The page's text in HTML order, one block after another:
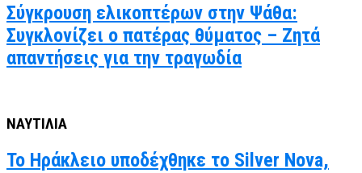
Σύγκρουση ελικοπτέρων στην Ψάθα:
Συγκλονίζει ο πατέρας θύματος – Ζητά
απαντήσεις για την τραγωδία
ΝΑΥΤΙΛΙΑ
Το Ηράκλειο υποδέχθηκε το Silver Nova,